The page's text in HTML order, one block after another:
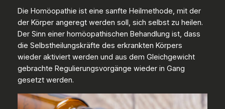
Die Homöopathie ist eine sanfte Heilmethode, mit der
der Körper angeregt werden soll, sich selbst zu heilen.
Der Sinn einer homöopathischen Behandlung ist, dass
die Selbstheilungskräfte des erkrankten Körpers
wieder aktiviert werden und aus dem Gleichgewicht
gebrachte Regulierungsvorgänge wieder in Gang
gesetzt werden.